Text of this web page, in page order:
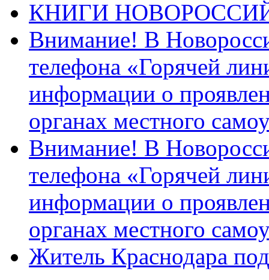
КНИГИ
Внимание! В
телефона «Горячей
информации о
органах местного
Внимание! В
телефона «Горячей
информации о
органах местного
Житель Краснодара